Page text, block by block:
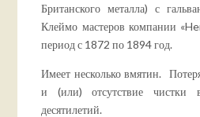
Британского металла) с
Клеймо мастеров компании
период с 1872 по 1894 год.
Имеет несколько вмятин.
и (или) отсутствие чистки
десятилетий.